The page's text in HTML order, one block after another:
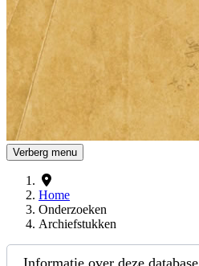
Verberg menu
Home
Onderzoeken
Archiefstukken
Informatie over deze database